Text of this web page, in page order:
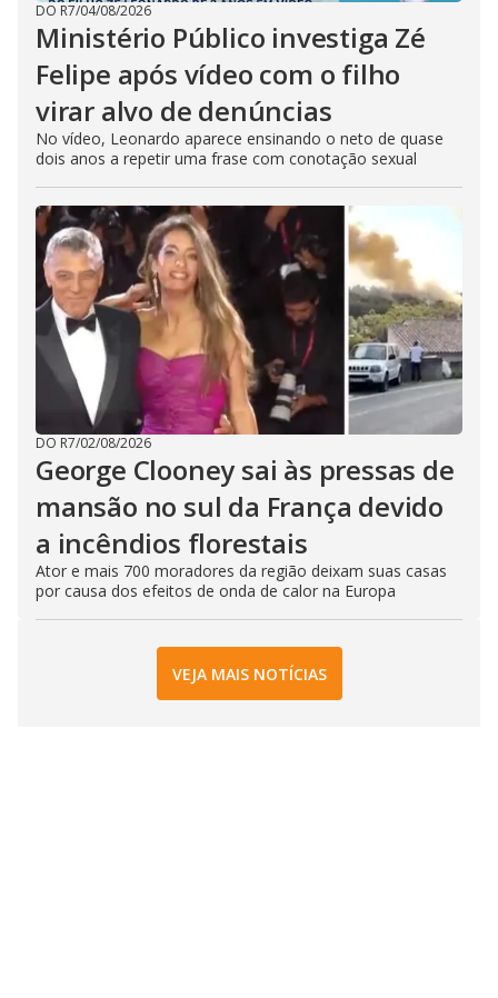
DO R7/04/08/2026
Ministério Público investiga Zé
Felipe após vídeo com o filho
virar alvo de denúncias
No vídeo, Leonardo aparece ensinando o neto de quase
dois anos a repetir uma frase com conotação sexual
DO R7/02/08/2026
George Clooney sai às pressas de
mansão no sul da França devido
a incêndios florestais
Ator e mais 700 moradores da região deixam suas casas
por causa dos efeitos de onda de calor na Europa
VEJA MAIS NOTÍCIAS